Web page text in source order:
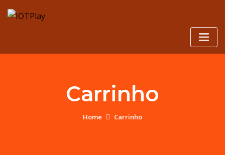
Carrinho
Home Carrinho